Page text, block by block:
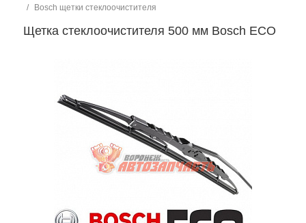
Bosch щетки стеклоочистителя
Щетка стеклоочистителя 500 мм Bosch ECO